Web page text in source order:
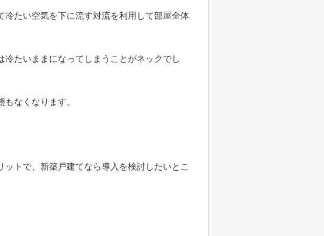
たい空気を下に流す対流を利用して部屋全体
たいままになってしまうことがネックでし
なくなります。
トで、新築戸建てなら導入を検討したいとこ